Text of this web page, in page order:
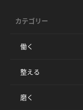
カテゴリー
働く
整える
磨く